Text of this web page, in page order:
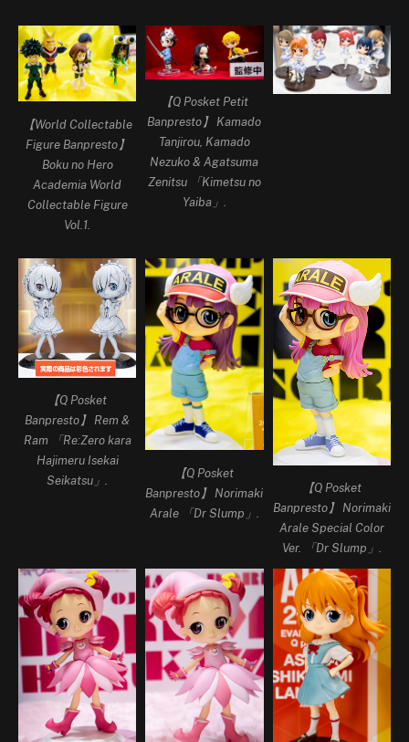
【World Collectable
Figure Banpresto】
Boku no Hero
Academia World
Collectable Figure
Vol.1.
【Q Posket Petit
Banpresto】 Kamado
Tanjirou, Kamado
Nezuko & Agatsuma
Zenitsu 「Kimetsu no
Yaiba」.
【Q Posket
Banpresto】 Rem &
Ram 「Re:Zero kara
Hajimeru Isekai
Seikatsu」.
【Q Posket
Banpresto】 Norimaki
Arale 「Dr Slump」.
【Q Posket
Banpresto】 Norimaki
Arale Special Color
Ver. 「Dr Slump」.